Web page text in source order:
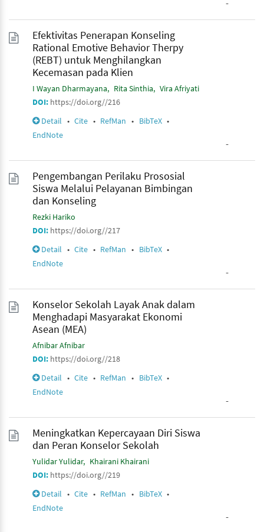
-
Efektivitas Penerapan Konseling
Rational Emotive Behavior Therpy
(REBT) untuk Menghilangkan
Kecemasan pada Klien
I Wayan Dharmayana Rita Sinthia
Vira Afriyati
DOI: https://doi.org//216
Detail • Cite • RefMan • BibTeX •
EndNote
-
Pengembangan Perilaku Prososial
Siswa Melalui Pelayanan Bimbingan
dan Konseling
Rezki Hariko
DOI: https://doi.org//217
Detail • Cite • RefMan • BibTeX •
EndNote
-
Konselor Sekolah Layak Anak dalam
Menghadapi Masyarakat Ekonomi
Asean (MEA)
Afnibar Afnibar
DOI: https://doi.org//218
Detail • Cite • RefMan • BibTeX •
EndNote
-
Meningkatkan Kepercayaan Diri Siswa
dan Peran Konselor Sekolah
Yulidar Yulidar
Khairani Khairani
DOI: https://doi.org//219
Detail • Cite • RefMan • BibTeX •
EndNote
-